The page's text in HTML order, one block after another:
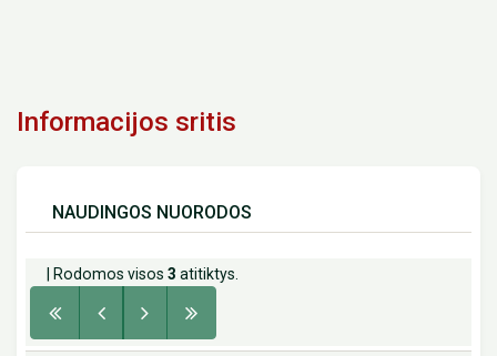
Informacijos sritis
NAUDINGOS NUORODOS
| Rodomos visos 3 atitiktys.